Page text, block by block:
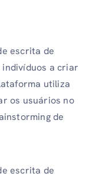
escrita de
a criar
utiliza
os usuários no
de
escrita de